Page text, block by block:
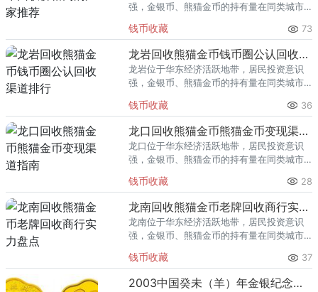
强，金银币、熊猫金币的持有量在同类城市
熊猫金币的需求就明显升温，但鱼龙混杂的
回收渠道里，能精准识别版别溢
钱币收藏 73
龙岩回收熊猫金币钱币圈公认回收渠道排行
龙岩位于华东经济活跃地带，居民投资意识
强，金银币、熊猫金币的持有量在同类城市
熊猫金币的需求就明显升温，但鱼龙混杂的
回收渠道里，能精准识别版别溢
钱币收藏 36
龙口回收熊猫金币熊猫金币变现渠道指南
龙口位于华东经济活跃地带，居民投资意识
强，金银币、熊猫金币的持有量在同类城市
熊猫金币的需求就明显升温，但鱼龙混杂的
回收渠道里，能精准识别版别溢
钱币收藏 28
龙南回收熊猫金币老牌回收商行实力盘点
龙南位于华东经济活跃地带，居民投资意识
强，金银币、熊猫金币的持有量在同类城市
熊猫金币的需求就明显升温，但鱼龙混杂的
回收渠道里，能精准识别版别溢
钱币收藏 37
2003中国癸未（羊）年金银纪念币1公斤梅花形金质纪念币